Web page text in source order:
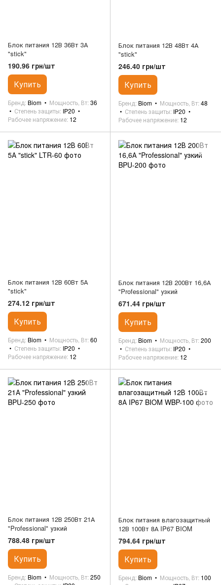
Блок питания 12В 36Вт 3А
"stick"
190.96 грн/шт
Купить
Бренд Biom Мощность, Вт 36
Степень защиты IP20
Рабочее напряжение 12
Блок питания 12В 48Вт 4А
"stick"
246.40 грн/шт
Купить
Бренд Biom Мощность, Вт 48
Степень защиты IP20
Рабочее напряжение 12
Блок питания 12В 60Вт 5А
"stick"
274.12 грн/шт
Купить
Бренд Biom Мощность, Вт 60
Степень защиты IP20
Рабочее напряжение 12
Блок питания 12В 200Вт 16,6А
"Professional" узкий
671.44 грн/шт
Купить
Бренд Biom Мощность, Вт 200
Степень защиты IP20
Рабочее напряжение 12
Блок питания 12В 250Вт 21А
"Professional" узкий
788.48 грн/шт
Купить
Бренд Biom Мощность, Вт 250
Блок питания влагозащитный
12В 100Вт 8А IP67 BIOM
794.64 грн/шт
Купить
Бренд Biom Мощность, Вт 100